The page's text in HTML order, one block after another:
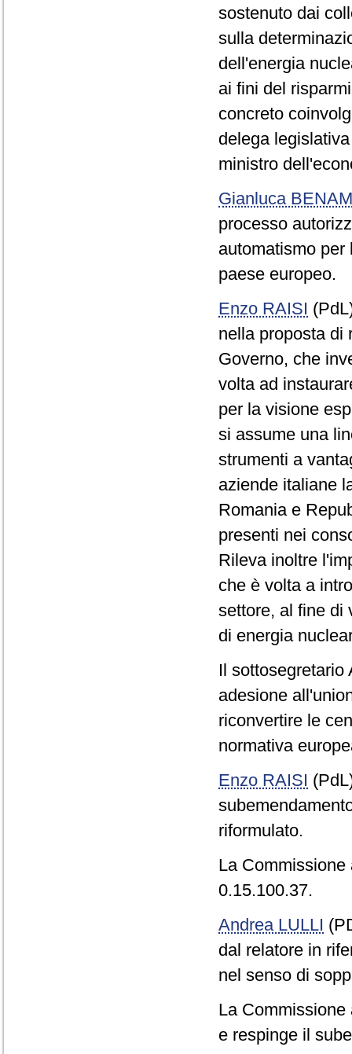
sostenuto dai
sulla
dell'energia
ai fini del
concreto
delega
ministro
Gianluca
processo
automatismo
paese europeo.
Enzo RAISI
nella proposta di
Governo, che
volta ad
per la visione
si assume una
strumenti a
aziende italiane
Romania e
presenti nei
Rileva inoltre
che è volta a
settore, al fine di
di energia
Il sottosegretario
adesione
riconvertire le
normativa
Enzo RAISI
riformulato.
La
0.15.100.37.
Andrea LULLI
dal relatore in
nel senso di
La
e respinge il